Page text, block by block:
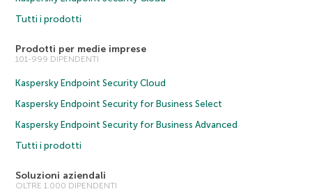
Tutti i prodotti
Prodotti per medie imprese
101-999 DIPENDENTI
Kaspersky Endpoint Security Cloud
Kaspersky Endpoint Security for Business Select
Kaspersky Endpoint Security for Business Advanced
Tutti i prodotti
Soluzioni aziendali
OLTRE 1.000 DIPENDENTI